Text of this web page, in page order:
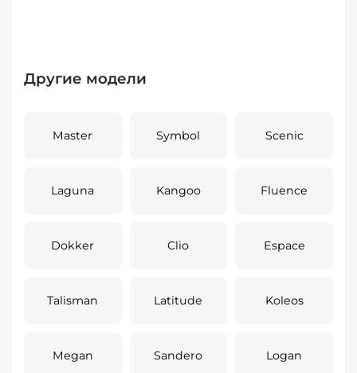
Другие модели
Master Symbol Scenic
Laguna Kangoo Fluence
Dokker Clio Espace
Talisman Latitude Koleos
Megan Sandero Logan